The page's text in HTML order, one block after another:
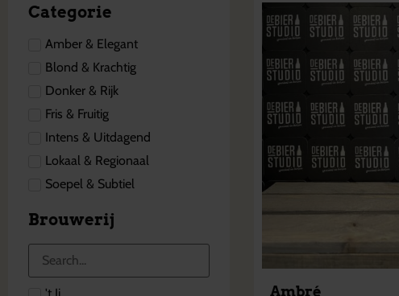
Categorie
Amber & Elegant
Blond & Krachtig
Donker & Rijk
Fris & Fruitig
Intens & Uitdagend
Lokaal & Regionaal
Soepel & Subtiel
Brouwerij
't Ij
Ambré